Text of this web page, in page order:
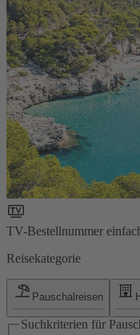
TV-Bestellnummer
Reisekategorie
Pauschalreisen
Suchkriterien für